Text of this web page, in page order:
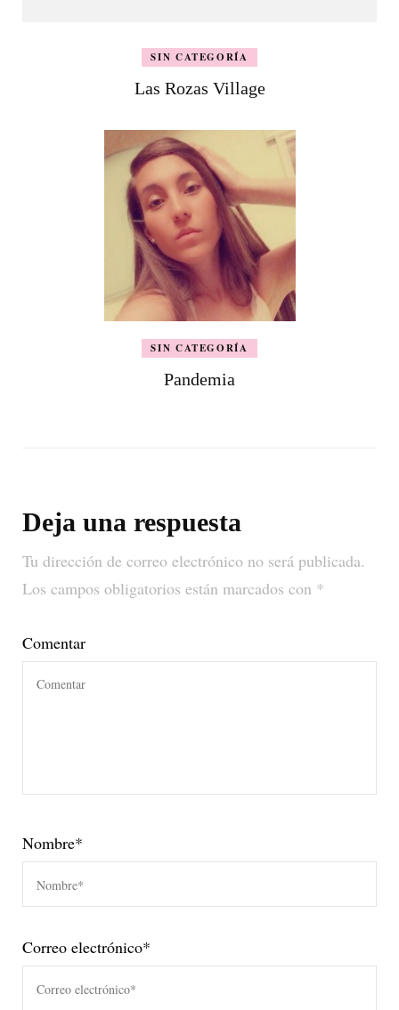
SIN CATEGORÍA
Las Rozas Village
SIN CATEGORÍA
Pandemia
Deja una respuesta
Tu dirección de correo electrónico no será publicada.
Los campos obligatorios están marcados con *
Comentar
Nombre*
Correo electrónico*